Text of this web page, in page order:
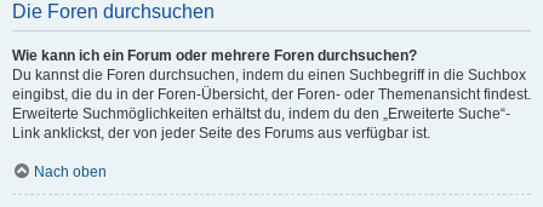
Die Foren durchsuchen
Wie kann ich ein Forum oder mehrere Foren durchsuchen?
Du kannst die Foren durchsuchen, indem du einen Suchbegriff in die Suchbox
eingibst, die du in der Foren-Übersicht, der Foren- oder Themenansicht findest.
Erweiterte Suchmöglichkeiten erhältst du, indem du den „Erweiterte Suche“-
Link anklickst, der von jeder Seite des Forums aus verfügbar ist.
Nach oben